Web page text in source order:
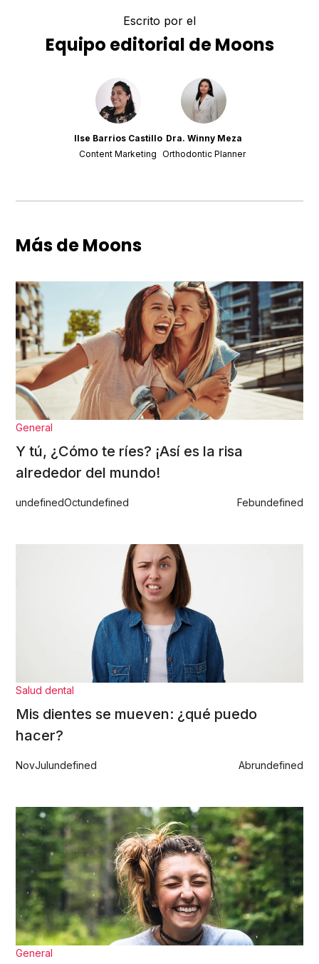
Escrito por el
Equipo editorial de Moons
Ilse Barrios Castillo
Content Marketing
Dra. Winny Meza
Orthodontic Planner
Más de Moons
General
Y tú, ¿Cómo te ríes? ¡Así es la risa
alrededor del mundo!
undefinedOctundefined Febundefined
Salud dental
Mis dientes se mueven: ¿qué puedo
hacer?
NovJulundefined Abrundefined
General